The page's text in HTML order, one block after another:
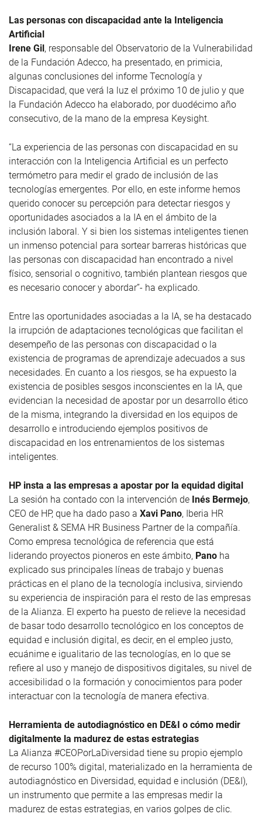
Las personas con discapacidad ante la Inteligencia
Artificial
Irene Gil, responsable del Observatorio de la Vulnerabilidad
de la Fundación Adecco, ha presentado, en primicia,
algunas conclusiones del informe Tecnología y
Discapacidad, que verá la luz el próximo 10 de julio y que
la Fundación Adecco ha elaborado, por duodécimo año
consecutivo, de la mano de la empresa Keysight.
“La experiencia de las personas con discapacidad en su
interacción con la Inteligencia Artificial es un perfecto
termómetro para medir el grado de inclusión de las
tecnologías emergentes. Por ello, en este informe hemos
querido conocer su percepción para detectar riesgos y
oportunidades asociados a la IA en el ámbito de la
inclusión laboral. Y si bien los sistemas inteligentes tienen
un inmenso potencial para sortear barreras históricas que
las personas con discapacidad han encontrado a nivel
físico, sensorial o cognitivo, también plantean riesgos que
es necesario conocer y abordar”- ha explicado.
Entre las oportunidades asociadas a la IA, se ha destacado
la irrupción de adaptaciones tecnológicas que facilitan el
desempeño de las personas con discapacidad o la
existencia de programas de aprendizaje adecuados a sus
necesidades. En cuanto a los riesgos, se ha expuesto la
existencia de posibles sesgos inconscientes en la IA, que
evidencian la necesidad de apostar por un desarrollo ético
de la misma, integrando la diversidad en los equipos de
desarrollo e introduciendo ejemplos positivos de
discapacidad en los entrenamientos de los sistemas
inteligentes.
HP insta a las empresas a apostar por la equidad digital
La sesión ha contado con la intervención de Inés Bermejo,
CEO de HP, que ha dado paso a Xavi Pano, Iberia HR
Generalist & SEMA HR Business Partner de la compañía.
Como empresa tecnológica de referencia que está
liderando proyectos pioneros en este ámbito, Pano ha
explicado sus principales líneas de trabajo y buenas
prácticas en el plano de la tecnología inclusiva, sirviendo
su experiencia de inspiración para el resto de las empresas
de la Alianza. El experto ha puesto de relieve la necesidad
de basar todo desarrollo tecnológico en los conceptos de
equidad e inclusión digital, es decir, en el empleo justo,
ecuánime e igualitario de las tecnologías, en lo que se
refiere al uso y manejo de dispositivos digitales, su nivel de
accesibilidad o la formación y conocimientos para poder
interactuar con la tecnología de manera efectiva.
Herramienta de autodiagnóstico en DE&I o cómo medir
digitalmente la madurez de estas estrategias
La Alianza #CEOPorLaDiversidad tiene su propio ejemplo
de recurso 100% digital, materializado en la herramienta de
autodiagnóstico en Diversidad, equidad e inclusión (DE&I),
un instrumento que permite a las empresas medir la
madurez de estas estrategias, en varios golpes de clic.